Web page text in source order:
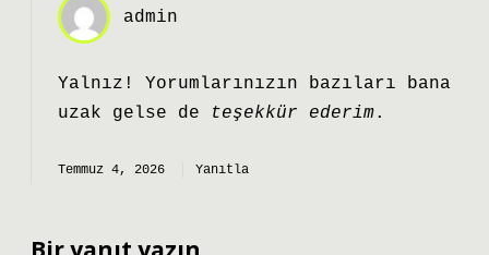
admin
Yalnız! Yorumlarınızın bazıları bana
uzak gelse de
teşekkür ederim.
Temmuz 4, 2026 Yanıtla